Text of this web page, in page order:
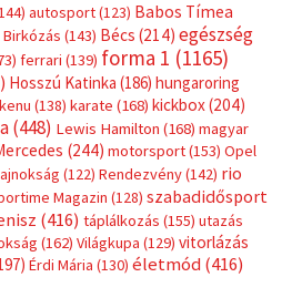
autosport(123) Babos Tímea
Birkózás (143) Bécs (214) egészség
ferrari (139) forma 1 (1165)
Hosszú Katinka (186) hungaroring
(138) karate (168) kickbox(204)
(448) Lewis Hamilton (168) magyar
(244) motorsport(153) Opel
(122) Rendezvény(142) rio
Magazin (128) szabadidősport
(416) táplálkozás (155) utazás
(162) Világkupa (129) vitorlázás
Érdi Mária (130) életmód(416)